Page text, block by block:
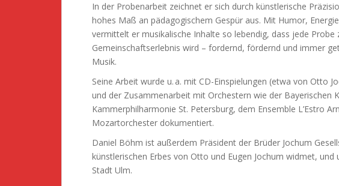
In der Probenarbeit zeichnet er sich durch künstlerische
hohes Maß an pädagogischem Gespür aus. Mit Humor,
vermittelt er musikalische Inhalte so lebendig, dass jede Probe
Gemeinschaftserlebnis wird – fordernd, fördernd und immer
Musik.
Seine Arbeit wurde u. a. mit CD-Einspielungen (etwa von Otto
und der Zusammenarbeit mit Orchestern wie der Bayerischen
Kammerphilharmonie St. Petersburg, dem Ensemble L’Estro
Mozartorchester dokumentiert.
Daniel Böhm ist außerdem Präsident der Brüder Jochum
künstlerischen Erbes von Otto und Eugen Jochum widmet,
Stadt Ulm.